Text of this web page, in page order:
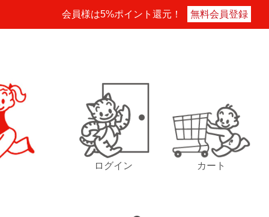
会員様は5%ポイント還元！ 無料会員登録
ログイン カート